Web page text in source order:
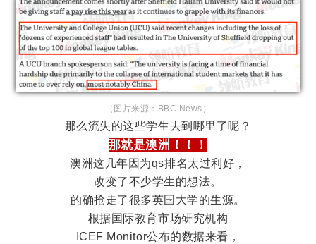
（图片来源：BBC News）
那么流失的这些学生去到哪里了呢？
那就是澳洲！！！
澳洲这几年因为qs排名太过利好，
改变了不少学生的想法。
的确抢走了很多英国大学的生源。
根据国际教育市场研究机构
ICEF Monitor公布的数据来看，